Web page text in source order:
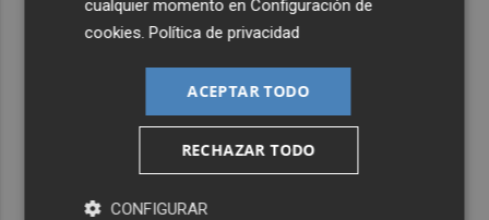
cualquier momento enConfiguración de
cookies .Política de privacidad
ACEPTAR TODO
RECHAZAR TODO
CONFIGURAR